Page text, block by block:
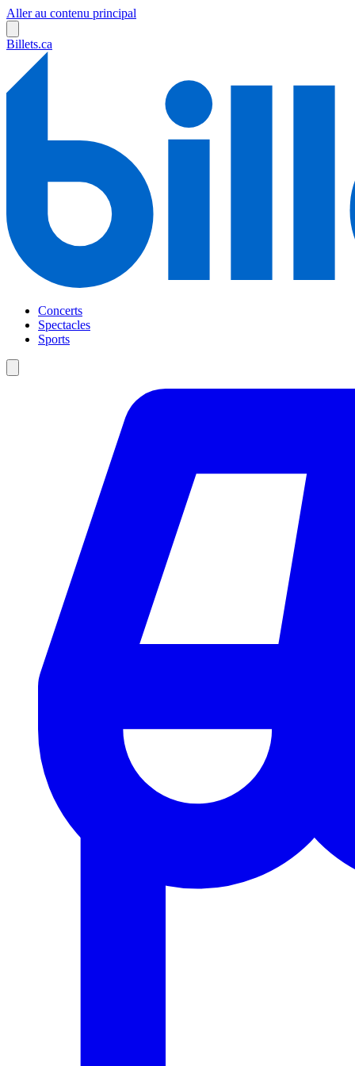
Aller au contenu principal
Billets.ca
Concerts
Spectacles
Sports